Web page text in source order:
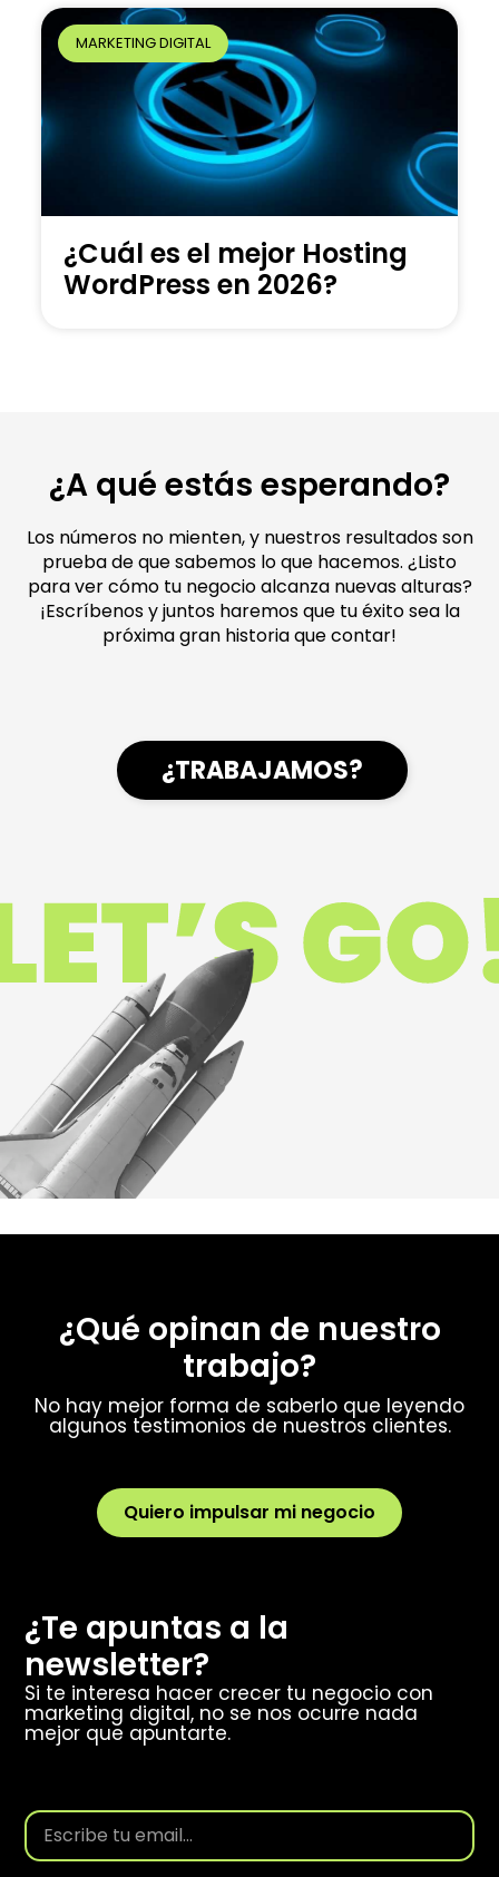
MARKETING DIGITAL
¿Cuál es el mejor Hosting
WordPress en 2026?
¿A qué estás esperando?
Los números no mienten, y nuestros resultados son
prueba de que sabemos lo que hacemos. ¿Listo
para ver cómo tu negocio alcanza nuevas alturas?
¡Escríbenos y juntos haremos que tu éxito sea la
próxima gran historia que contar!
¿TRABAJAMOS?
¿Qué opinan de nuestro
trabajo?
No hay mejor forma de saberlo que leyendo
algunos testimonios de nuestros clientes.
Quiero impulsar mi negocio
¿Te apuntas a la
newsletter?
Si te interesa hacer crecer tu negocio con
marketing digital, no se nos ocurre nada
mejor que apuntarte.